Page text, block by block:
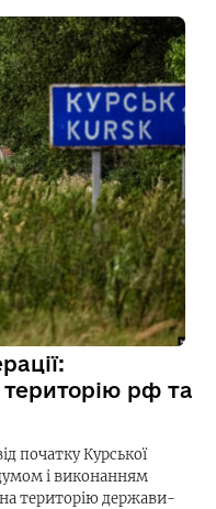
рф та
початку Курської
і виконанням
на територію держави-